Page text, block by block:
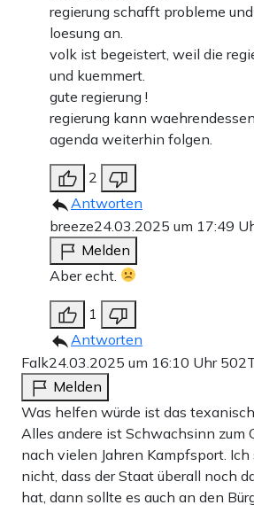
regierung schafft probleme
loesung an.
volk ist begeistert, weil die
und kuemmert.
gute regierung !
regierung kann
agenda weiterhin folgen.
2
Antworten
breeze24.03.2025 um 17:49
Melden
Aber echt.
1
Antworten
Falk24.03.2025 um 16:10 Uhr
Melden
Was helfen würde ist das
Alles andere ist Schwachsinn zum
nach vielen Jahren Kampfsport. Ich
nicht, dass der Staat überall noch
hat, dann sollte es auch an den